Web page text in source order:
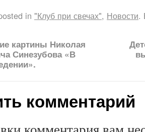
in "Клуб при свечах", Новости.
картины Николая
Синезубова «В
комментарий